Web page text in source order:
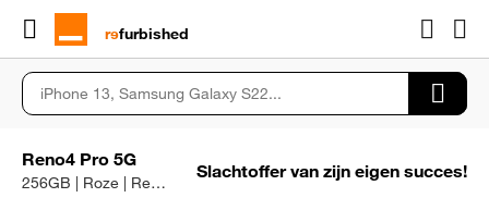
rɘfurbished
Reno4 Pro 5G
256GB | Roze | Redelijk goede staat
Slachtoffer van zijn eigen succes!